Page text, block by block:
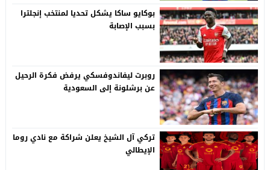
بوكايو ساكا يشكل تحديا لمنتخب إنجلترا
بسبب الإصابة
روبرت ليفاندوفسكي يرفض فكرة الرحيل
عن برشلونة إلى السعودية
تركي آل الشيخ يعلن شراكة مع نادي روما
الإيطالي